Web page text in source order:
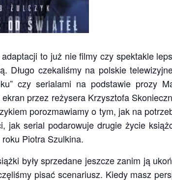
to już nie filmy czy spektakle
Długo czekaliśmy na polskie
czy serialami na podstawie prozy
przez reżysera Krzysztofa
porozmawiamy o tym, jak na
jak serial podarowuje drugie życie
Piotra Szulkina.
były sprzedane jeszcze zanim ją
pisać scenariusz. Kiedy masz